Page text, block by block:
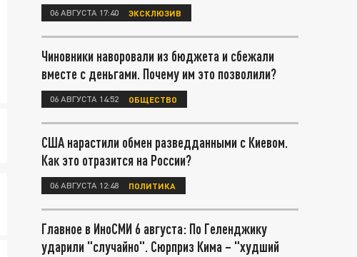
06 АВГУСТА 17:40 ЭКСКЛЮЗИВ
Чиновники наворовали из бюджета и сбежали
вместе с деньгами. Почему им это позволили?
06 АВГУСТА 14:52 ОБЩЕСТВО
США нарастили обмен разведданными с Киевом.
Как это отразится на России?
06 АВГУСТА 12:48 ПОЛИТИКА
Главное в ИноСМИ 6 августа: По Геленджику
ударили "случайно". Сюрприз Кима – "худший